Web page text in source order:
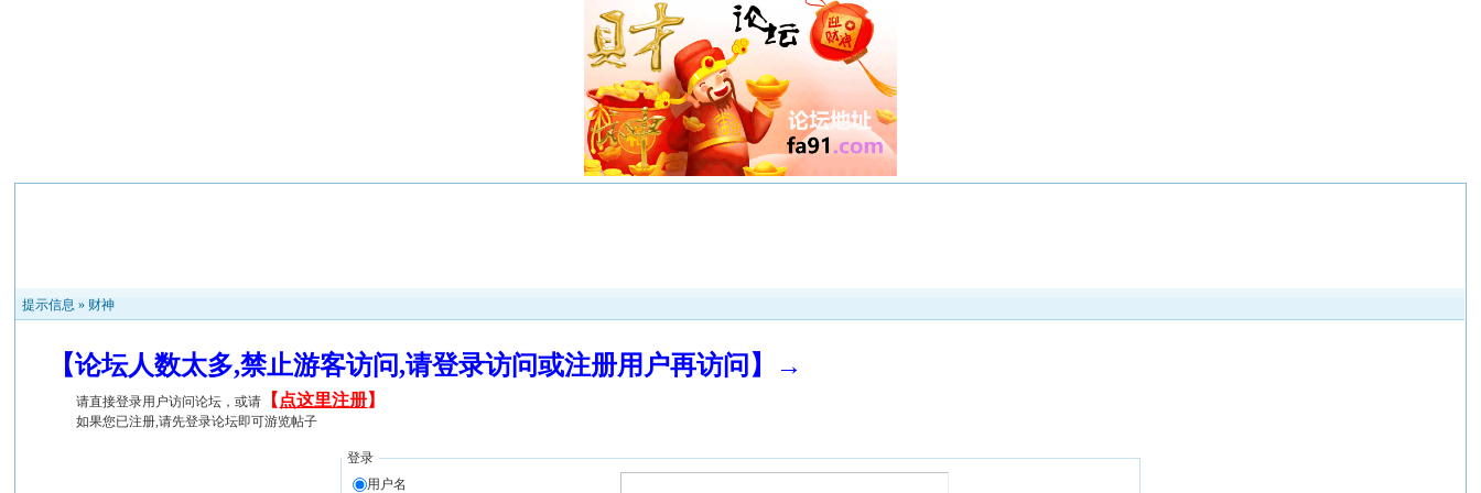
提示信息 » 财神
【论坛人数太多,禁止游客访问,请登录访问或注册用户再访问】→
请直接登录用户访问论坛，或请 【 点这里注册】
如果您已注册,请先登录论坛即可游览帖子
登录
用户名